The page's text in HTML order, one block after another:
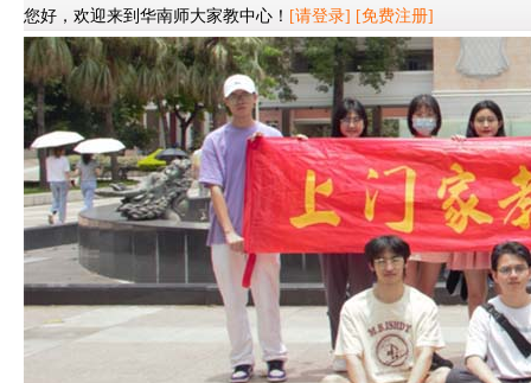
您好，欢迎来到华南师大家教中心！ [请登录] [免费注册]